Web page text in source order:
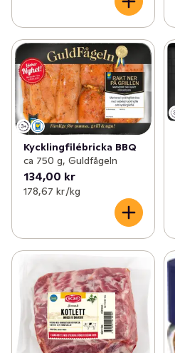
Kycklingfilébricka BBQ
ca 750 g, Guldfågeln
134,00 kr
178,67 kr /kg